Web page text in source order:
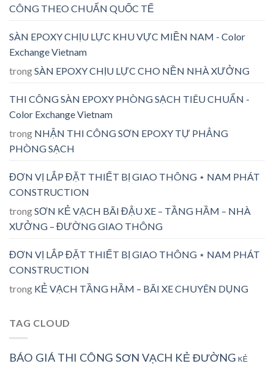
CÔNG THEO CHUẨN QUỐC TẾ
SÀN EPOXY CHỊU LỰC KHU VỰC MIỀN NAM - Color
Exchange Vietnam
trongSÀN EPOXY CHỊU LỰC CHO NỀN NHÀ XƯỞNG
THI CÔNG SÀN EPOXY PHÒNG SẠCH TIÊU CHUẨN -
Color Exchange Vietnam
trong NHẬN THI CÔNG SƠN EPOXY TỰ PHẲNG
PHÒNG SẠCH
ĐƠN VỊ LẮP ĐẶT THIẾT BỊ GIAO THÔNG ⋆ NAM PHÁT
CONSTRUCTION
trongSƠN KẺ VẠCH BÃI ĐẬU XE – TẦNG HẦM – NHÀ
XƯỞNG – ĐƯỜNG GIAO THÔNG
ĐƠN VỊ LẮP ĐẶT THIẾT BỊ GIAO THÔNG ⋆ NAM PHÁT
CONSTRUCTION
trong KẺ VẠCH TẦNG HẦM – BÃI XE CHUYÊN DỤNG
TAG CLOUD
BÁO GIÁ THI CÔNG SƠN VẠCH KẺ ĐƯỜNG KẺ